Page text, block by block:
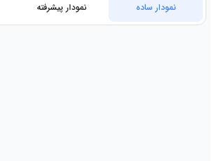
نمودار ساده نمودار پیشرفته